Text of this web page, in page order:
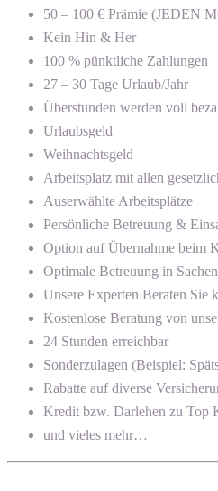
50 – 100 € Prämie (JEDEN
Kein Hin & Her
100 % pünktliche Zahlungen
27 – 30 Tage Urlaub/Jahr
Überstunden werden voll
Urlaubsgeld
Weihnachtsgeld
Arbeitsplatz mit allen
Auserwählte Arbeitsplätze
Persönliche Betreuung &
Option auf Übernahme beim
Optimale Betreuung in
Unsere Experten Beraten Sie
Kostenlose Beratung von
24 Stunden erreichbar
Sonderzulagen (Beispiel:
Rabatte auf diverse
Kredit bzw. Darlehen zu Top
und vieles mehr…